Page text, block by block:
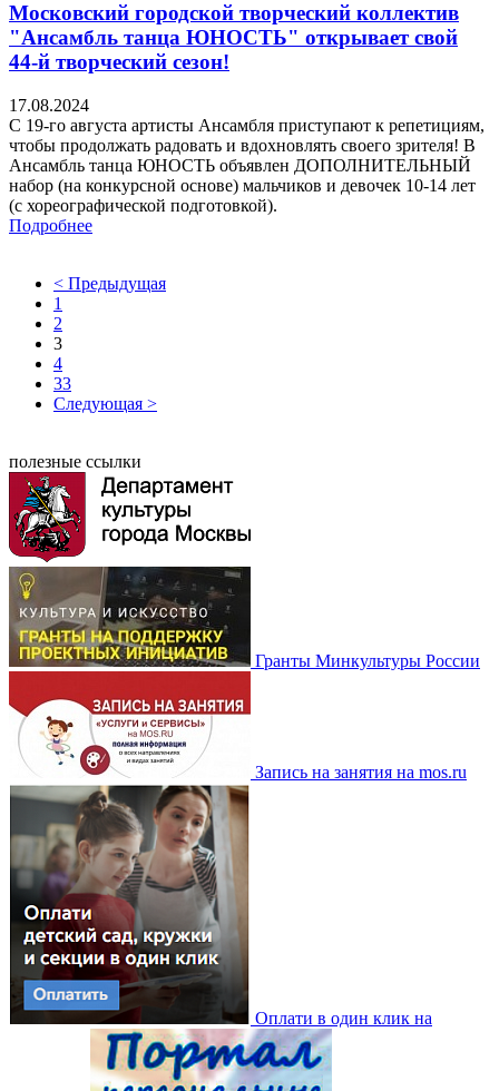
Московский городской творческий коллектив
"Ансамбль танца ЮНОСТЬ" открывает свой
44-й творческий сезон!
17.08.2024
С 19-го августа артисты Ансамбля приступают к репетициям,
чтобы продолжать радовать и вдохновлять своего зрителя! В
Ансамбль танца ЮНОСТЬ объявлен ДОПОЛНИТЕЛЬНЫЙ
набор (на конкурсной основе) мальчиков и девочек 10-14 лет
(с хореографической подготовкой).
Подробнее
< Предыдущая
1
2
3
4
33
Следующая >
полезные ссылки
Гранты Минкультуры России
Запись на занятия на mos.ru
Оплати в один клик на